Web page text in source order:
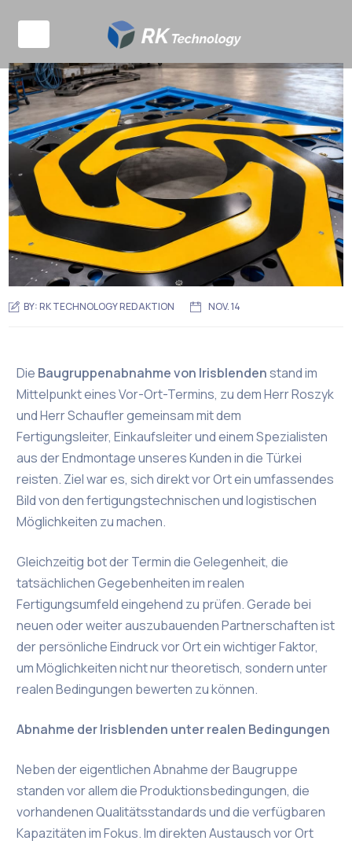
BY:RK TECHNOLOGY REDAKTION NOV. 14
Die Baugruppenabnahme von Irisblendenstand im
Mittelpunkt eines Vor-Ort-Termins, zu dem Herr Roszyk
und Herr Schaufler gemeinsam mit dem
Fertigungsleiter, Einkaufsleiter und einem Spezialisten
aus der Endmontage unseres Kunden in die Türkei
reisten. Ziel war es, sich direkt vor Ort ein umfassendes
Bild von den fertigungstechnischen und logistischen
Möglichkeiten zu machen.
Gleichzeitig bot der Termin die Gelegenheit, die
tatsächlichen Gegebenheiten im realen
Fertigungsumfeld eingehend zu prüfen. Gerade bei
neuen oder weiter auszubauenden Partnerschaften ist
der persönliche Eindruck vor Ort ein wichtiger Faktor,
um Möglichkeiten nicht nur theoretisch, sondern unter
realen Bedingungen bewerten zu können.
Abnahme der Irisblenden unter realen Bedingungen
Neben der eigentlichen Abnahme der Baugruppe
standen vor allem die Produktionsbedingungen, die
vorhandenen Qualitätsstandards und die verfügbaren
Kapazitäten im Fokus. Im direkten Austausch vor Ort